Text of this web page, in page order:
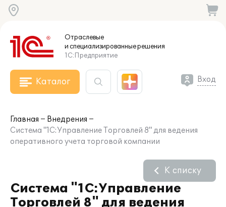
Отраслевые
и специализированныерешения
1С:Предприятие
Каталог Вход
Главная
Внедрения
Система "1С:Управление Торговлей 8" для ведения
оперативного учета торговой компании
Система "1С:Управление
Торговлей 8" для ведения
К списку